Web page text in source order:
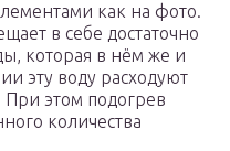
как на фото.
в себе достаточно
которая в нём же и
эту воду расходуют
этом подогрев
количества